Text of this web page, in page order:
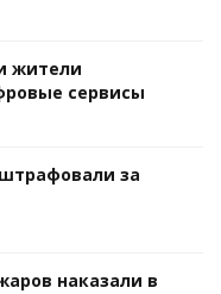
жители
сервисы
за
наказали в